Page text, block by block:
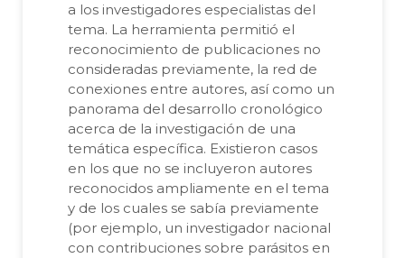
a los investigadores especialistas del
tema. La herramienta permitió el
reconocimiento de publicaciones no
consideradas previamente, la red de
conexiones entre autores, así como un
panorama del desarrollo cronológico
acerca de la investigación de una
temática específica. Existieron casos
en los que no se incluyeron autores
reconocidos ampliamente en el tema
y de los cuales se sabía previamente
(por ejemplo, un investigador nacional
con contribuciones sobre parásitos en